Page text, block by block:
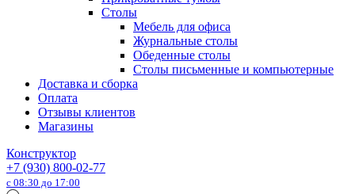
Столы
Мебель для офиса
Журнальные столы
Обеденные столы
Столы письменные и компьютерные
Доставка и сборка
Оплата
Отзывы клиентов
Магазины
Конструктор
+7 (930) 800-02-77
с 08:30 до 17:00